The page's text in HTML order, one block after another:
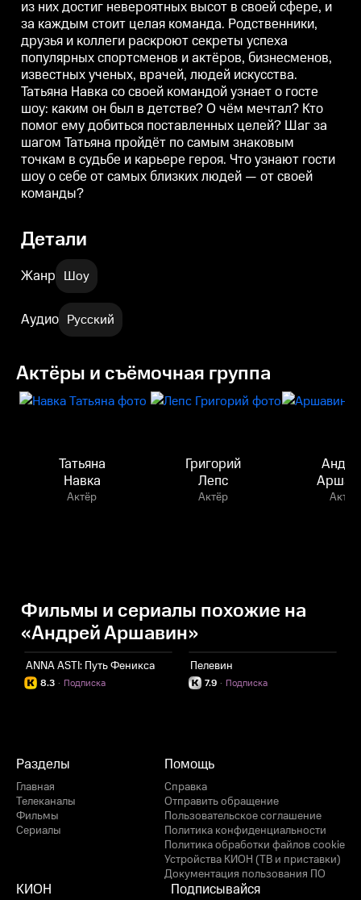
госте шоу: каким он был в
детстве? О чём мечтал? Кто
помог ему добиться
поставленных целей? Шаг за
шагом Татьяна пройдёт по
самым знаковым точкам в
судьбе и карьере героя. Что
узнают гости шоу о себе от
самых близких людей — от
своей команды?
госте шоу: каким он был в
детстве? О чём мечтал? Кто
помог ему добиться
поставленных целей? Шаг за
шагом Татьяна пройдёт по
самым знаковым точкам в
судьбе и карьере героя. Что
узнают гости шоу о себе от
самых близких людей — от
своей команды?
из них достиг невероятных высот в своей сфере, и
за каждым стоит целая команда. Родственники,
друзья и коллеги раскроют секреты успеха
популярных спортсменов и актёров, бизнесменов,
известных ученых, врачей, людей искусства.
Татьяна Навка со своей командой узнает о госте
шоу: каким он был в детстве? О чём мечтал? Кто
помог ему добиться поставленных целей? Шаг за
шагом Татьяна пройдёт по самым знаковым
точкам в судьбе и карьере героя. Что узнают гости
шоу о себе от самых близких людей — от своей
команды?
Детали
Жанр Шоу
Аудио Русский
Актёры и съёмочная группа
Татьяна
Навка
Актёр
Григорий
Лепс
Актёр Актёр
Фильмы и сериалы похожие на
«Андрей Аршавин»
ANNA ASTI: Путь Феникса
8.3 Подписка
·
Пелевин
7.9 Подписка
·
Разделы
Главная
Телеканалы
Фильмы
Сериалы
Помощь
Справка
Отправить обращение
Пользовательское соглашение
Политика конфиденциальности
Политика обработки файлов cookie
Устройства КИОН (ТВ и приставки)
Документация пользования ПО
КИОН Подписывайся